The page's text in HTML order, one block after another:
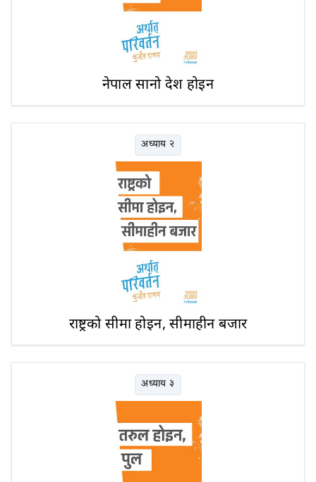
नेपाल सानो देश होइन
अध्याय २
राष्ट्रको सीमा होइन, सीमाहीन बजार
अध्याय ३